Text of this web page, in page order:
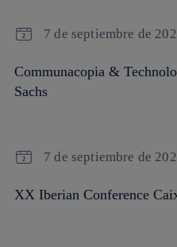
7 de septiembre de
Communacopia &
Sachs
7 de septiembre de
XX Iberian Conference